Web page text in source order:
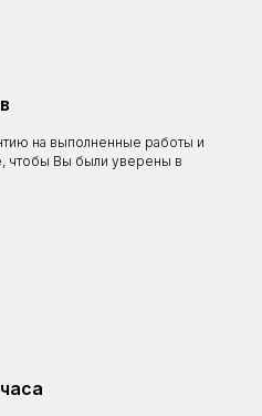
на выполненные работы и
чтобы Вы были уверены в